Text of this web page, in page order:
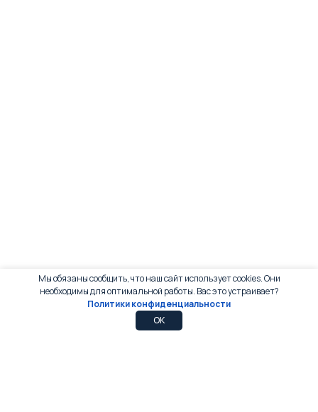
Мы обязаны сообщить, что наш сайт использует cookies. Они
необходимы для оптимальной работы. Вас это устраивает?
Политики конфиденциальности
OK